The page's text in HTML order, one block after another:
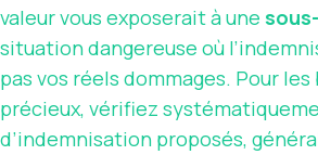
valeur vous exposerait à une
situation dangereuse où
pas vos réels dommages. Pour
précieux, vérifiez
d’indemnisation proposés,